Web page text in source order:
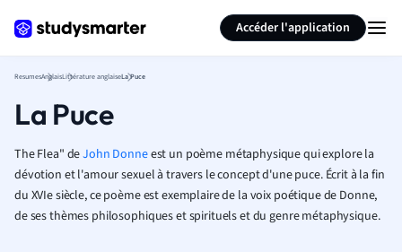
Accéder l'application
ResumesAnglaisLittérature anglaiseLa Puce
La Puce
The Flea" deJohn Donneest un poème métaphysique qui explore la
dévotion et l'amour sexuel à travers le concept d'une puce. Écrit à la fin
du XVIe siècle, ce poème est exemplaire de la voix poétique de Donne,
de ses thèmes philosophiques et spirituels et du genre métaphysique.
Résumer la page